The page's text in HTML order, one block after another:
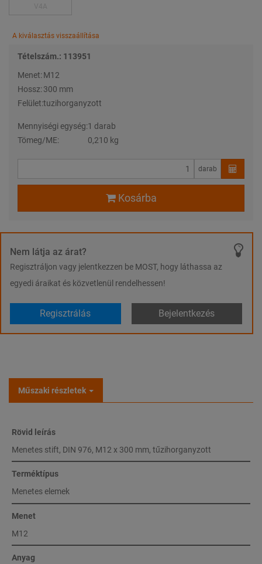
A kiválasztás visszaállítása
Tételszám.: 113951
Menet: M12
Hossz: 300 mm
Felület:tuzihorganyzott
Mennyiségi egység:1 darab
Tömeg/ME:
0,210 kg
darab
Kosárba
Nem látja az árat?
Regisztráljon vagy jelentkezzen be MOST, hogy láthassa az
egyedi áraikat és közvetlenül rendelhessen!
Regisztrálás Bejelentkezés
Műszaki részletek
Rövid leírás
Menetes stift, DIN 976, M12 x 300 mm, tűzihorganyzott
Terméktípus
Menetes elemek
Menet
M12
Anyag